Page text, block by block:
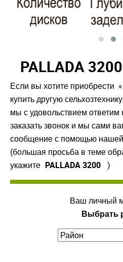
PALLADA 3200
Если вы хотите приобрести
купить другую
мы с удовольствием
заказать звонок и мы сами
сообщение с помощью
(большая просьба в теме
укажите PALLADA 3200 )
Ваш личный
Выбрать